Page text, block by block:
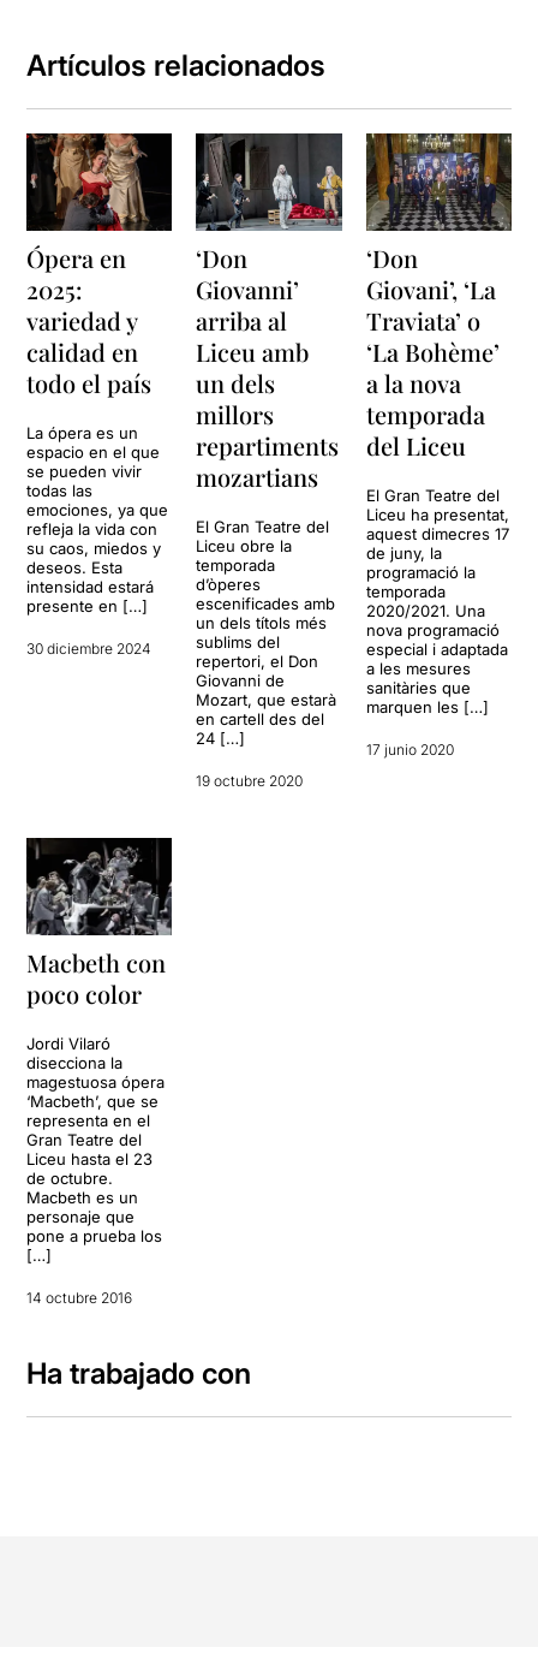
Artículos relacionados
Ópera en
2025:
variedad y
calidad en
todo el país
La ópera es un
espacio en el que
se pueden vivir
todas las
emociones, ya que
refleja la vida con
su caos, miedos y
deseos. Esta
intensidad estará
presente en […]
30 diciembre 2024
‘Don
Giovanni’
arriba al
Liceu amb
un dels
millors
repartiments
mozartians
El Gran Teatre del
Liceu obre la
temporada
d’òperes
escenificades amb
un dels títols més
sublims del
repertori, el Don
Giovanni de
Mozart, que estarà
en cartell des del
24 […]
19 octubre 2020
‘Don
Giovani’, ‘La
Traviata’ o
‘La Bohème’
a la nova
temporada
del Liceu
El Gran Teatre del
Liceu ha presentat,
aquest dimecres 17
de juny, la
programació la
temporada
2020/2021. Una
nova programació
especial i adaptada
a les mesures
sanitàries que
marquen les […]
17 junio 2020
Macbeth con
poco color
Jordi Vilaró
disecciona la
magestuosa ópera
‘Macbeth’, que se
representa en el
Gran Teatre del
Liceu hasta el 23
de octubre.
Macbeth es un
personaje que
pone a prueba los
[…]
14 octubre 2016
Ha trabajado con